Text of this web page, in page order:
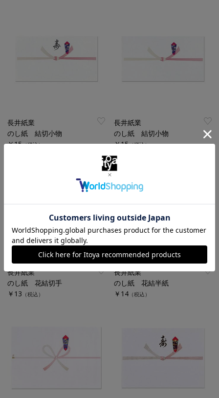
長井紙業
のし紙 結切小物
￥15（税込）
長井紙業
のし紙 結切小物
￥15（税込）
長井紙業
のし紙 花結切手
￥13 （税込）
長井紙業
のし紙 花結半紙
￥14 （税込）